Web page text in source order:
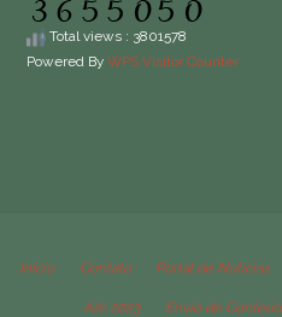
Total views : 3801578
Powered By WPS Visitor Counter
Início Contato Portal de Notícias
Até 2023 Envio de